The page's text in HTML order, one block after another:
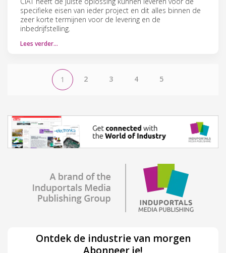
specifieke eisen van ieder project en dit alles binnen de
zeer korte termijnen voor de levering en de
inbedrijfstelling.
Lees verder…
1 2 3 4 5
Ontdek de industrie van morgen
Abonneer je!